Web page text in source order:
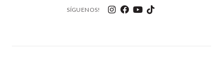
SÍGUENOS!